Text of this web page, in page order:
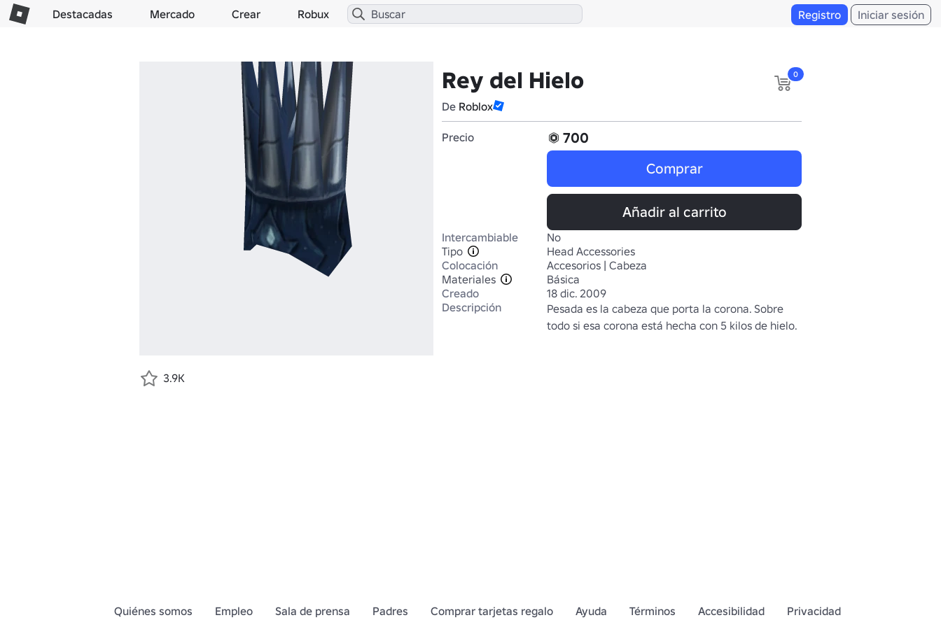
Destacadas Mercado Crear Robux Registro Iniciar sesión
Rey del Hielo
De Roblox
0
Precio
700
Comprar
Añadir al carrito
Intercambiable
No
Tipo
Head Accessories
Colocación
Accesorios | Cabeza
Materiales
Básica
Creado
18 dic. 2009
Descripción
Pesada es la cabeza que porta la corona. Sobre
todo si esa corona está hecha con 5 kilos de hielo.
3.9K
Quiénes somos Empleo Sala de prensa Padres Comprar tarjetas regalo Ayuda Términos Accesibilidad Privacidad